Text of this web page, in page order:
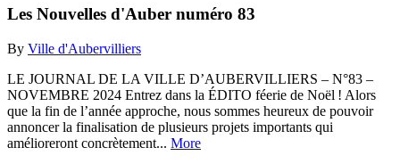
Les Nouvelles d'Auber numéro 83
By Ville d'Aubervilliers
LE JOURNAL DE LA VILLE D’AUBERVILLIERS – N°83 –
NOVEMBRE 2024 Entrez dans la ÉDITO féerie de Noël ! Alors
que la fin de l’année approche, nous sommes heureux de pouvoir
annoncer la finalisation de plusieurs projets importants qui
amélioreront concrètement... More